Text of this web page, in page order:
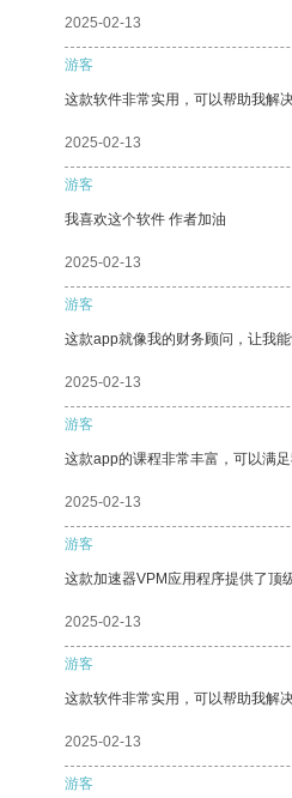
2025-02-13
游客
这款软件非常实用，可以帮助我解决
2025-02-13
游客
我喜欢这个软件 作者加油
2025-02-13
游客
这款app就像我的财务顾问，让我能
2025-02-13
游客
这款app的课程非常丰富，可以满
2025-02-13
游客
这款加速器VPM应用程序提供了顶
2025-02-13
游客
这款软件非常实用，可以帮助我解
2025-02-13
游客